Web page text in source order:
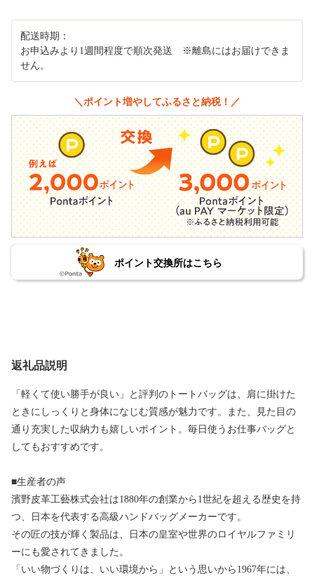
配送時期：
お申込みより1週間程度で順次発送 ※離島にはお届けできま
せん。
＼ポイント増やしてふるさと納税！／
ポイント交換所はこちら
返礼品説明
「軽くて使い勝手が良い」と評判のトートバッグは、肩に掛けた
ときにしっくりと身体になじむ質感が魅力です。また、見た目の
通り充実した収納力も嬉しいポイント。毎日使うお仕事バッグと
してもおすすめです。
■生産者の声
濱野皮革工藝株式会社は1880年の創業から1世紀を超える歴史を持
つ、日本を代表する高級ハンドバッグメーカーです。
その匠の技が輝く製品は、日本の皇室や世界のロイヤルファミリ
ーにも愛されてきました。
「いい物づくりは、いい環境から」という思いから1967年には、